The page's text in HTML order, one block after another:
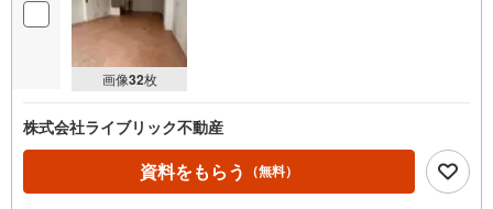
画像32枚
株式会社ライブリック不動産
資料をもらう （無料）